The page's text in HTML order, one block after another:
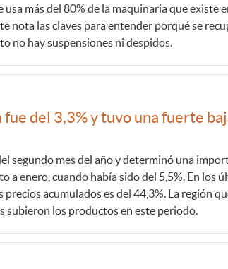
usa más del 80% de la maquinaria que existe
nota las claves para entender porqué se
no hay suspensiones ni despidos.
del 3,3% y tuvo una fuerte
segundo mes del año y determinó una
a enero, cuando había sido del 5,5%. En los
precios acumulados es del 44,3%. La región
subieron los productos en este periodo.